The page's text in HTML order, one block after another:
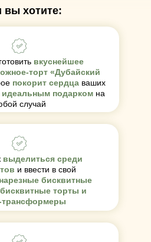
вы хотите:
вкуснейшее
торт «Дубайский
покорит сердцаваших
идеальным подаркомна
случай
выделиться среди
и ввести в свой
нарезные бисквитные
торты и
трансформеры